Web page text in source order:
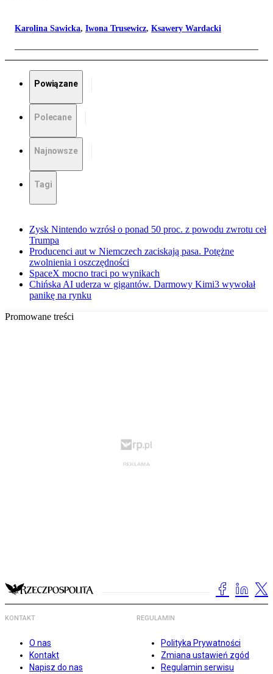
Karolina Sawicka, Iwona Trusewicz, Ksawery Wardacki
Powiązane
Polecane
Najnowsze
Tagi
Zysk Nintendo wzrósł o ponad 50 proc. z powodu zwrotu ceł
Trumpa
Producenci aut w Niemczech zaciskają pasa. Potężne
zwolnienia i oszczędności
SpaceX mocno traci po wynikach
Chińska AI uderza w gigantów. Darmowy Kimi3 wywołał
panikę na rynku
Promowane treści
KONTAKT
O nas
Kontakt
Napisz do nas
REGULAMIN
Polityka Prywatności
Zmiana ustawień zgód
Regulamin serwisu